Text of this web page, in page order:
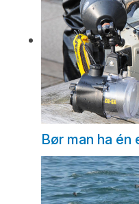
Bør man ha én